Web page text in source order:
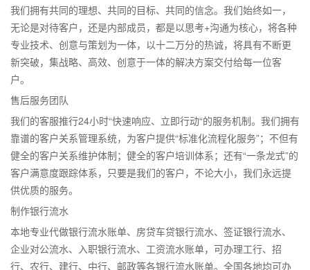
我们拥有共同的理想、共同的目标、共同的信念。我们始终如一，
无论是对待客户，还是内部成员，都是以思考+沟通为核心，将各种
专业技术、创意与策划为一体，以十二万分的热诚，将具有不断更
新突破，集战略、高效、创意于一体的解决方案交付给每一位客
户。
售后服务团队
我们的客服推行24小时“快速响应、立即行动“的服务机制。我们拥有
靠谱的客户关系管理系统，为客户提供“标准化流程化服务”；不但有
健全的客户关系维护体制；健全的客户培训体系；还有“一条龙式”的
客户满意度跟踪体系，只要是我们的客户，不论大小，我们永远提
供优质的服务。
制作银行流水
本地专业代做银行流水账单、房贷车贷银行流水、签证银行流水、
企业对公流水、入职银行流水、工资流水账单，可办理工行、招
行、农行、建行、中行、邮政等各银行流水账单。全国各地均可办